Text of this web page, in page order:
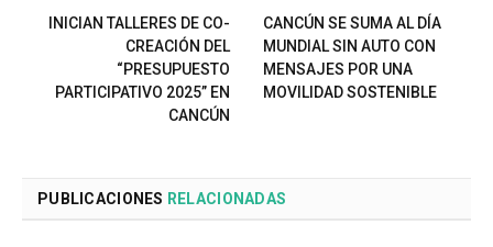
INICIAN TALLERES DE CO-
CREACIÓN DEL
“PRESUPUESTO
PARTICIPATIVO 2025” EN
CANCÚN
CANCÚN SE SUMA AL DÍA
MUNDIAL SIN AUTO CON
MENSAJES POR UNA
MOVILIDAD SOSTENIBLE
PUBLICACIONES RELACIONADAS